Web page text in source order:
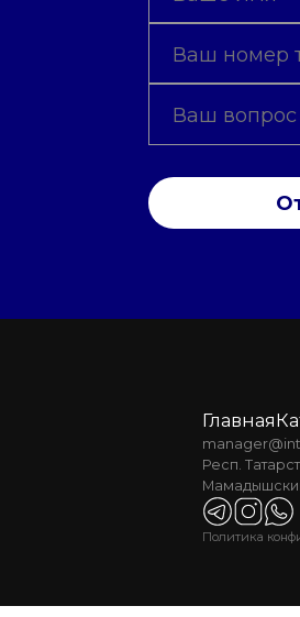
Главная
Респ.
Политика